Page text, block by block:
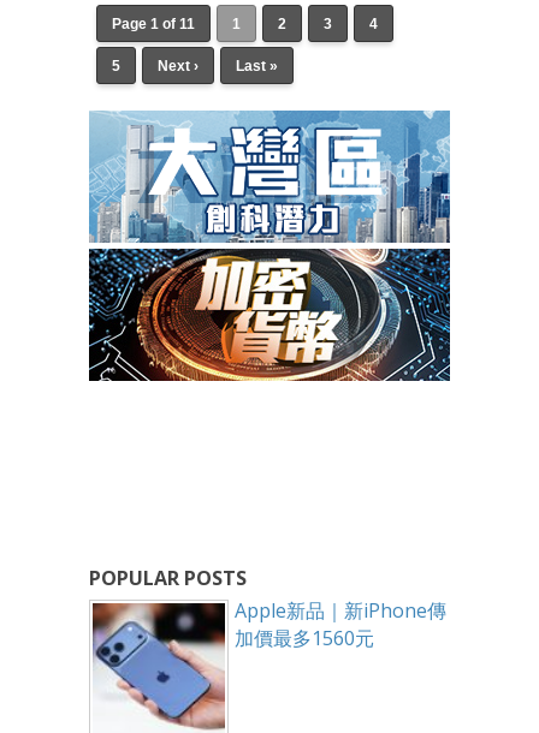
Page 1 of 11 1 2 3 4
5 Next › Last »
POPULAR POSTS
Apple新品｜新iPhone傳
加價最多1560元